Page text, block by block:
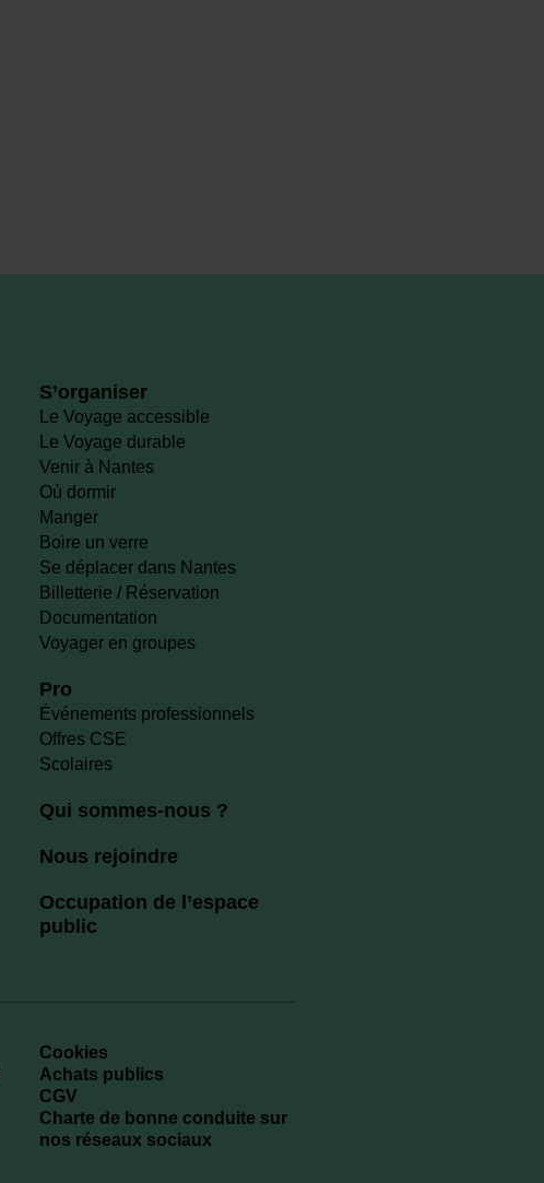
S’organiser
Le Voyage accessible
Le Voyage durable
Venir à Nantes
Où dormir
Manger
Boire un verre
Se déplacer dans Nantes
Billetterie / Réservation
Documentation
Voyager en groupes
Pro
Événements professionnels
Offres CSE
Scolaires
Qui sommes-nous ?
Nous rejoindre
Occupation de l’espace
public
Cookies
Achats publics
CGV
Charte de bonne conduite sur
nos réseaux sociaux